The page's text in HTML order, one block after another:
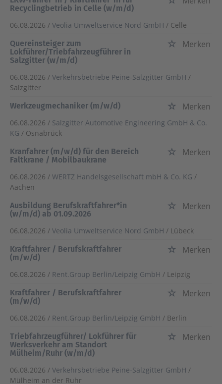
Recyclingbetrieb in Celle (w/m/d)
06.08.2026 / Veolia Umweltservice Nord GmbH / Celle
Quereinsteiger zum
Lokführer/Triebfahrzeugführer in
Salzgitter (w/m/d)
Merken
06.08.2026 / Verkehrsbetriebe Peine-Salzgitter GmbH /
Salzgitter
Werkzeugmechaniker (m/w/d)
Merken
06.08.2026 / Salzgitter Automotive Engineering GmbH & Co.
KG / Osnabrück
Kranfahrer (m/w/d) für den Bereich
Faltkrane / Mobilbaukrane
Merken
06.08.2026 / WERTZ Handelsgesellschaft mbH & Co. KG /
Aachen
Ausbildung Berufskraftfahrer*in
(w/m/d) ab 01.09.2026
Merken
06.08.2026 / Veolia Umweltservice Nord GmbH / Lübeck
Kraftfahrer / Berufskraftfahrer
(m/w/d)
Merken
06.08.2026 / Rent.Group Berlin/Leipzig GmbH / Leipzig
Kraftfahrer / Berufskraftfahrer
(m/w/d)
Merken
06.08.2026 / Rent.Group Berlin/Leipzig GmbH / Berlin
Triebfahrzeugführer/ Lokführer für
Werksverkehr am Standort
Mülheim/Ruhr (w/m/d)
Merken
06.08.2026 / Verkehrsbetriebe Peine-Salzgitter GmbH /
Mülheim an der Ruhr